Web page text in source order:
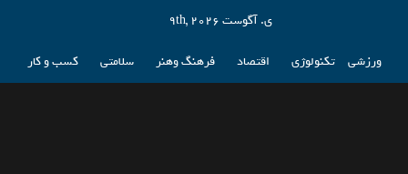
ی. آگوست 9th, 2026
ورزشی تکنولوژی اقتصاد فرهنگ وهنر سلامتی کسب و کار